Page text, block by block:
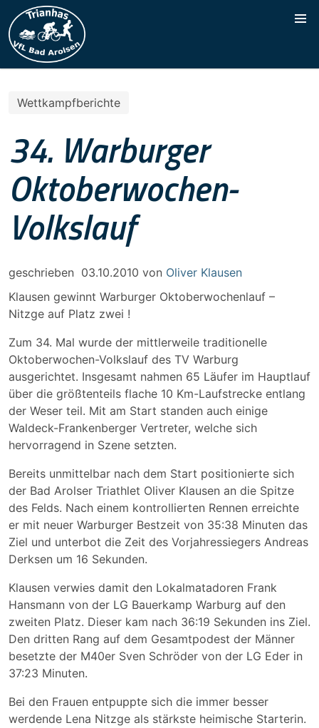
Wettkampfberichte
34. Warburger
Oktoberwochen-
Volkslauf
geschrieben 03.10.2010 von Oliver Klausen
Klausen gewinnt Warburger Oktoberwochenlauf –
Nitzge auf Platz zwei !
Zum 34. Mal wurde der mittlerweile traditionelle
Oktoberwochen-Volkslauf des TV Warburg
ausgerichtet. Insgesamt nahmen 65 Läufer im Hauptlauf
über die größtenteils flache 10 Km-Laufstrecke entlang
der Weser teil. Mit am Start standen auch einige
Waldeck-Frankenberger Vertreter, welche sich
hervorragend in Szene setzten.
Bereits unmittelbar nach dem Start positionierte sich
der Bad Arolser Triathlet Oliver Klausen an die Spitze
des Felds. Nach einem kontrollierten Rennen erreichte
er mit neuer Warburger Bestzeit von 35:38 Minuten das
Ziel und unterbot die Zeit des Vorjahressiegers Andreas
Derksen um 16 Sekunden.
Klausen verwies damit den Lokalmatadoren Frank
Hansmann von der LG Bauerkamp Warburg auf den
zweiten Platz. Dieser kam nach 36:19 Sekunden ins Ziel.
Den dritten Rang auf dem Gesamtpodest der Männer
besetzte der M40er Sven Schröder von der LG Eder in
37:23 Minuten.
Bei den Frauen entpuppte sich die immer besser
werdende Lena Nitzge als stärkste heimische Starterin.